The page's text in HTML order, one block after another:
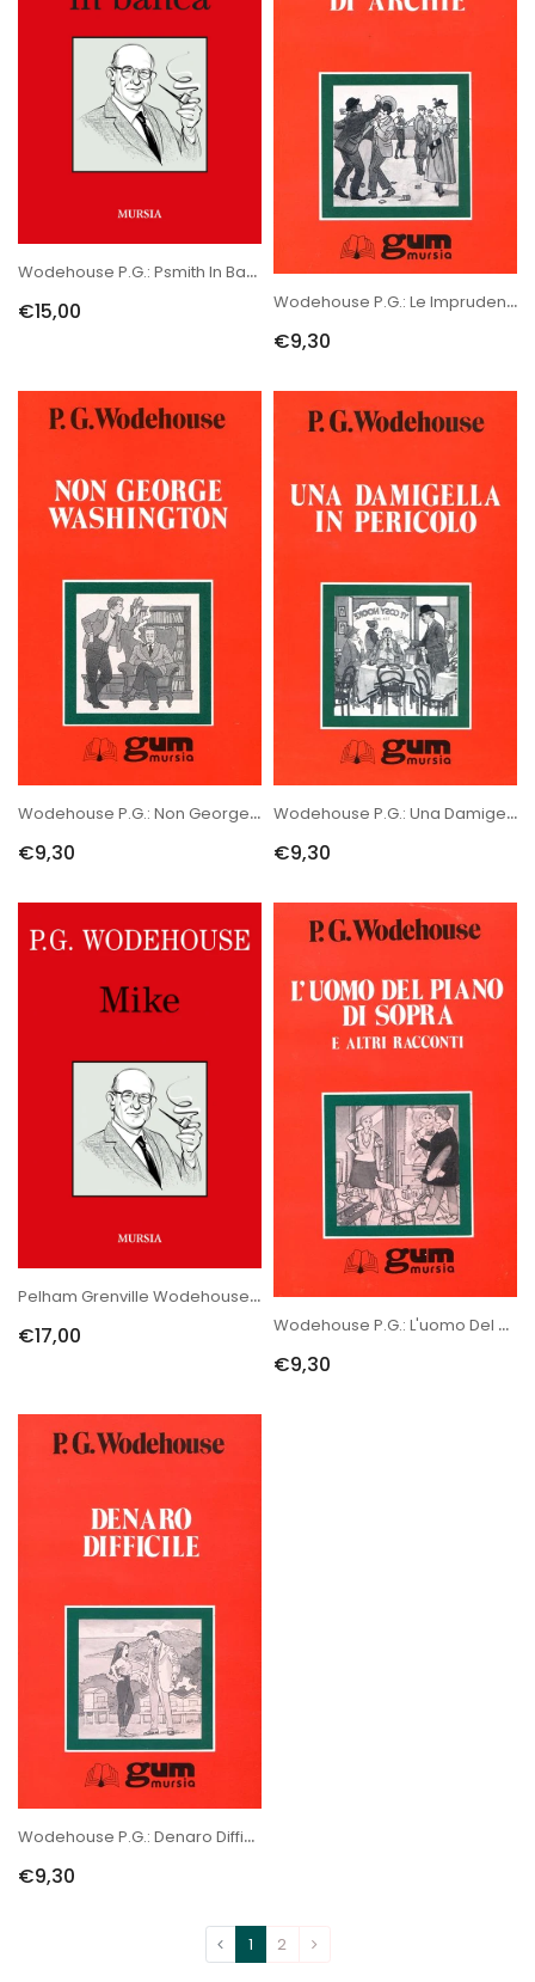
Wodehouse P.G.: Psmith In Banca
€15,00 Wodehouse P.G.: Le Imprudenze Di Archie
€9,30
Wodehouse P.G.: Non George Washington
€9,30
Wodehouse P.G.: Una Damigella In Pericolo
€9,30
Pelham Grenville Wodehouse: Mike
€17,00 Wodehouse P.G.: L'uomo Del Piano Di Sopra
€9,30
Wodehouse P.G.: Denaro Difficile
€9,30
1 2